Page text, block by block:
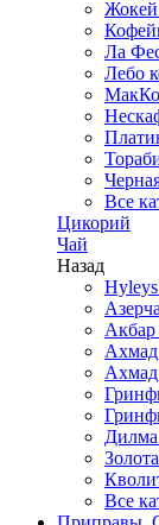
Жокей
Ла
Лебо
Все
Цикорий
Чай
Назад
Акбар
Ахмад
Ахмад
Дилма
Все